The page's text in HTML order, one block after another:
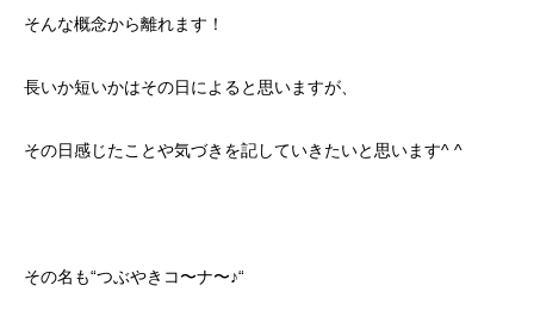
そんな概念から離れます！
長いか短いかはその日によると思いますが、
その日感じたことや気づきを記していきたいと思います^ ^
その名も“つぶやきコ〜ナ〜♪“